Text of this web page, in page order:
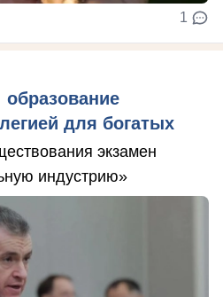
1
для богатых
экзамен
индустрию»